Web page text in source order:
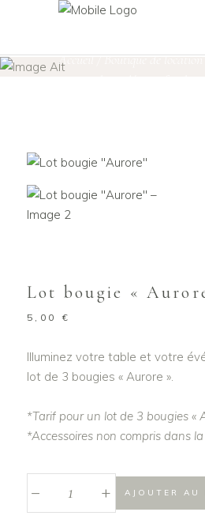
Accueil/Boutique de location
Lot bougie «
5,00 €
Illuminez votre table et votre
lot de 3 bougies « Aurore ».
*Tarif pour un lot de 3 bougies «
*Accessoires non compris dans
+ AJOUTER AU